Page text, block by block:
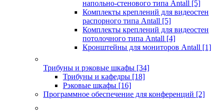
напольно-стенового типа Antall [5]
Комплекты креплений для видеостен
распорного типа Antall [5]
Комплекты креплений для видеостен
потолочного типа Antall [4]
Кронштейны для мониторов Antall [1]
Трибуны и рэковые шкафы [34]
Трибуны и кафедры [18]
Рэковые шкафы [16]
Программное обеспечение для конференций [2]